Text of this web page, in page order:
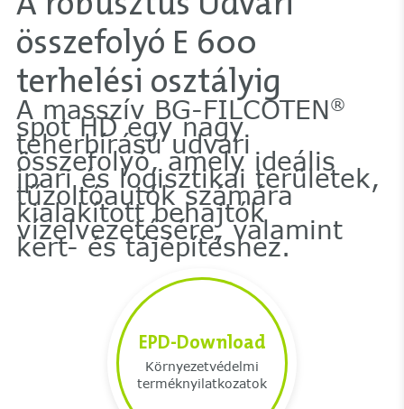
összefolyó E 600
terhelési osztályig
A masszív BG-FILCOTEN®
spot HD egy nagy
teherbírású udvari
összefolyó, amely ideális
ipari és logisztikai területek,
tűzoltóautók számára
kialakított behajtók
vízelvezetésére, valamint
kert- és tájépítéshez.
EPD-Download
Környezetvédelmi
terméknyilatkozatok